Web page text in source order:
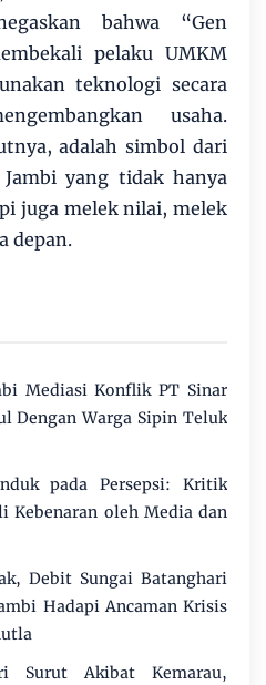
bahwa “Gen
pelaku UMKM
teknologi secara
usaha.
adalah simbol dari
yang tidak hanya
juga melek nilai, melek
depan.
Mediasi Konflik PT Sinar
Dengan Warga Sipin Teluk
pada Persepsi: Kritik
Kebenaran oleh Media dan
Debit Sungai Batanghari
Hadapi Ancaman Krisis
Surut Akibat Kemarau,